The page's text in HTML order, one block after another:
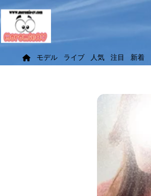
モデル ライブ 人気 注目 新着